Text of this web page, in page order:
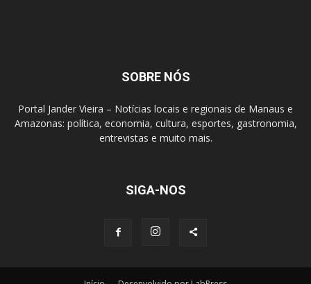
SOBRE NÓS
Portal Jander Vieira – Notícias locais e regionais de Manaus e
Amazonas: política, economia, cultura, esportes, gastronomia,
entrevistas e muito mais.
SIGA-NOS